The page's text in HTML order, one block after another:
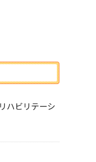
ビリテーシ